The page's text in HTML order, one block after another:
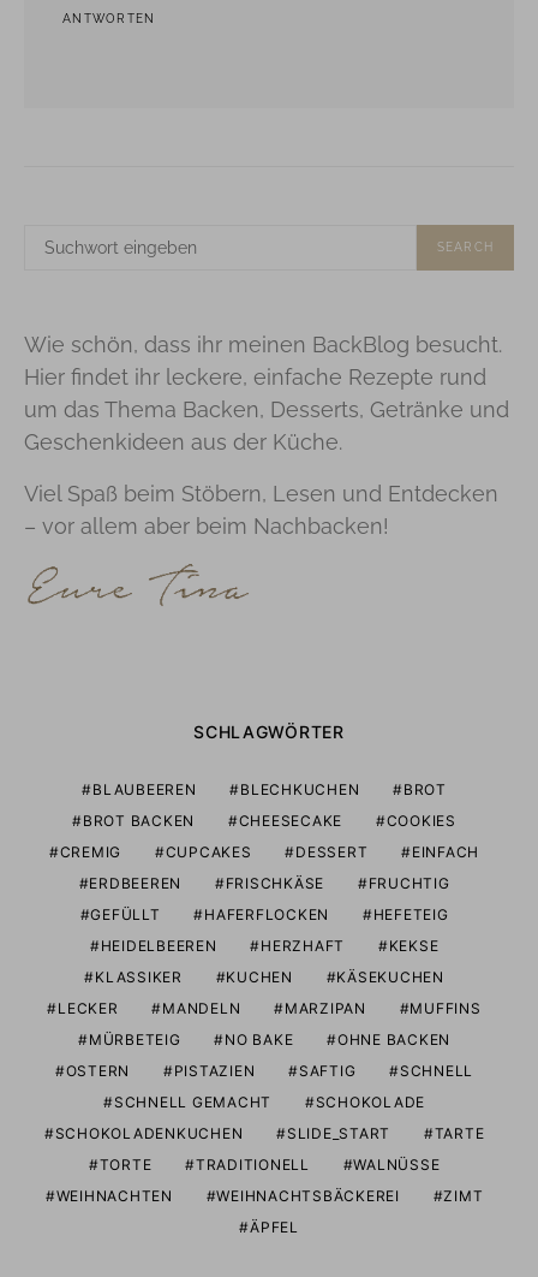
ANTWORTEN
SUCHE
SEARCH
Wie schön, dass ihr meinen BackBlog besucht.
Hier findet ihr leckere, einfache Rezepte rund
um das Thema Backen, Desserts, Getränke und
Geschenkideen aus der Küche.
Viel Spaß beim Stöbern, Lesen und Entdecken
– vor allem aber beim Nachbacken!
SCHLAGWÖRTER
BLAUBEEREN BLECHKUCHEN
BROT
BROT BACKEN
CHEESECAKE
COOKIES
CREMIG
CUPCAKES DESSERT
EINFACH
ERDBEEREN
FRISCHKÄSE
FRUCHTIG
GEFÜLLT
HAFERFLOCKEN
HEFETEIG
HEIDELBEEREN
HERZHAFT
KEKSE
KLASSIKER
KUCHEN
KÄSEKUCHEN
LECKER
MANDELN MARZIPAN
MUFFINS
MÜRBETEIG
NO BAKE
OHNE BACKEN
OSTERN
PISTAZIEN SAFTIG
SCHNELL
SCHNELL GEMACHT
SCHOKOLADE
SCHOKOLADENKUCHEN
SLIDE_START
TARTE
TORTE
TRADITIONELL
WALNÜSSE
WEIHNACHTEN
WEIHNACHTSBÄCKEREI
ZIMT
ÄPFEL